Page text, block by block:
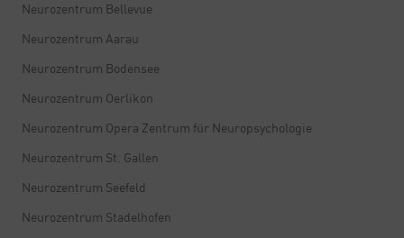
Neurozentrum Bellevue
Neurozentrum Aarau
Neurozentrum Bodensee
Neurozentrum Oerlikon
Neurozentrum Opera Zentrum für Neuropsychologie
Neurozentrum St. Gallen
Neurozentrum Seefeld
Neurozentrum Stadelhofen